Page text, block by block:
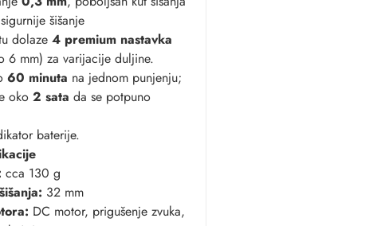
šišanje
dolaze4 premium nastavka
6 mm) za varijacije duljine.
60 minuta na jednom punjenju;
oko2 sata da se potpuno
baterije.
cca 130 g
32 mm
DC motor, prigušenje zvuka,